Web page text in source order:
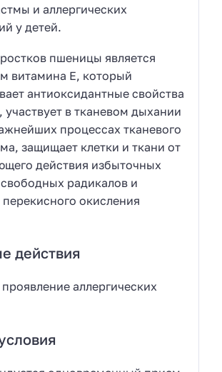
и аллергических
у детей.
пшеницы является
витамина Е, который
антиоксидантные свойства
участвует в тканевом дыхании
процессах тканевого
защищает клетки и ткани от
действия избыточных
радикалов и
окисления
действия
аллергических